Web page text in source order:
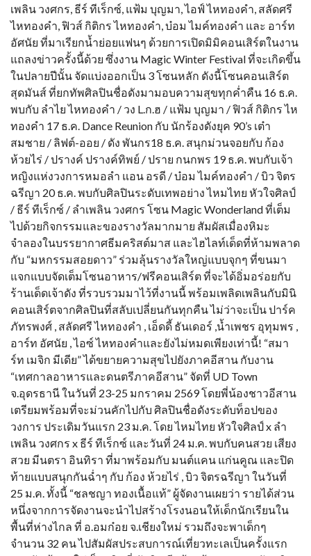
เพลิน วงศกร, ธีร์ ทีเร็กซ์, แฟ้ม บุญมา, ไอฟ์ ไหทองคำ, สลัดศรี
ไหทองคำ, ฟิวส์ กิติกร ไหทองคำ, บ๋อม ไมค์ทองคำ และ อาร์ท
อัศนัย ที่มาเรียกน้ำย่อยแฟนๆ ด้วยการเปิดมิมิคอนเสิร์ตในงาน
แถลงข่าวครั้งนี้ด้วย ซึ่งงาน Magic Winter Festival ที่จะเกิดขึ้น
ในปลายปีนั้น จัดแบ่งออกเป็น 3 โซนหลัก ดังนี้โซนคอนเสิร์ต
สุดมันส์ ที่ยกทัพศิลปินชื่อดังมามอบความสุขทุกค่ำคืน 16 ธ.ค.
พบกับ ลำไย ไหทองคำ / วง L.ก.ฮ / แฟ้ม บุญมา / ฟิวส์ กิติกร ไห
ทองคำ 17 ธ.ค. Dance Reunion กับ นักร้องดังยุค 90’s เต๋า
สมชาย / ลิฟต์-ออย / ดัง พันกร18 ธ.ค. สนุกม่วนจอยกับ ก้อง
ห้วยไร่ / ปรางค์ ปรางค์ทิพย์ / ปราย กนกพร 19 ธ.ค. พบกับเจ้า
หญิงแห่งวงการหมอลำ แอน อรดี / บ๋อม ไมค์ทองคำ / บิว จิตร
ฉรีญา 20 ธ.ค. พบกับศิลปินระดับเทพอย่าง ไหมไทย หัวใจศิลป์
/ ธีร์ ทีเร็กซ์ / ลำเพลิน วงศกร โซน Magic Wonderland ที่เต็ม
ไปด้วยกิจกรรมและของรางวัลมากมาย สัมผัสเมื่องหิมะ
จำลองในบรรยากาศธีมคริสต์มาส และไฮไลท์เด็ดที่ห้ามพลาด
กับ “มหกรรมสอยดาว” ร่วมลุ้นรางวัลใหญ่แบบจุกๆ ที่ขนมา
แจกแบบจัดเต็มโซนอาหาร/ฟรีคอนเสิร์ต ที่จะได้อิ่มอร่อยกับ
ร้านเด็ดเจ้าดัง ที่รวบรวมมาไว้ที่งานนี้ พร้อมเพลิดเพลินกับมินิ
คอนเสิร์ตจากศิลปินที่สลับเปลี่ยนกันทุกคืน ไม่ว่าจะเป็น ปาร์ค
ภัทรพงศ์ , สลัดศรี ไหทองคำ , เอ็ดดี้ ธันเดอร์ ,น้ำเพชร อุทุมพร ,
อาร์ท อัศนัย , ไอซ์ ไหทองคำและยังไม่หมดเพียงเท่านี้! “สมา
ร์ท เมจิก มีเดีย” ได้ขยายความสุขไปยังภาคอีสาน กับงาน
“เทศกาลอาหารและดนตรีภาคอีสาน” จัดที่ UD Town
จ.อุดรธานี ในวันที่ 23-25 มกราคม 2569 โดยพี่น้องชาวอีสาน
เตรียมพร้อมที่จะม่วนคักไปกับ ศิลปินชื่อดังระดับท็อปของ
วงการ ประเดิมวันแรก 23 ม.ค. โดย ไหมไทย หัวใจศิลป์ x ลำ
เพลิน วงศกร x ธีร์ ทีเร็กซ์ และวันที่ 24 ม.ค. พบกับคนสวย เสียง
สวย มีนตรา อินทิรา ที่มาพร้อมกับ มนต์แคน แก่นคูณ และปิด
ท้ายแบบสนุกกันฉ่ำๆ กับ ก้อง ห้วยไร่ , บิว จิตรฉรีญา ในวันที่
25 ม.ค. ทั้งนี้ “ชลชญา ทองเนื้อแท้” ผู้จัดงานเผยว่า รายได้ส่วน
หนึ่งจากการจัดงานจะนำไปสร้างโรงนอนให้เด็กนักเรียนใน
พื้นที่ห่างไกล ที่ อ.อมก๋อย จ.เชียงใหม่ รวมถึงจะพาเด็กๆ
จำนวน 32 คน ไปสัมผัสประสบการณ์เที่ยวทะเลเป็นครั้งแรก